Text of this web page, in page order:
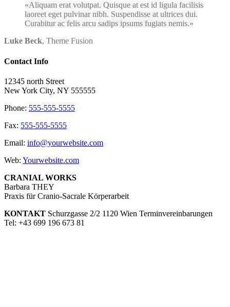
Aliquam erat volutpat. Quisque at est id ligula facilisis
laoreet eget pulvinar nibh. Suspendisse at ultrices dui.
Curabitur ac felis arcu sadips ipsums fugiats nemis.
Luke Beck, Theme Fusion
Contact Info
12345 north Street
New York City, NY 555555
Phone: 555-555-5555
Fax: 555-555-5555
Email: info@yourwebsite.com
Web: Yourwebsite.com
CRANIAL WORKS
Barbara THEY
Praxis für Cranio-Sacrale Körperarbeit
KONTAKT Schurzgasse 2/2 1120 Wien Terminvereinbarungen
Tel: +43 699 196 673 81